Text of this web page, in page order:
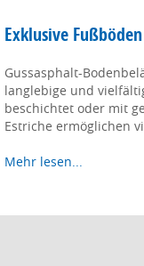
Exklusive Fußböden
Gussasphalt-
langlebige und
beschichtet oder mit
Estriche ermöglichen
Mehr lesen...